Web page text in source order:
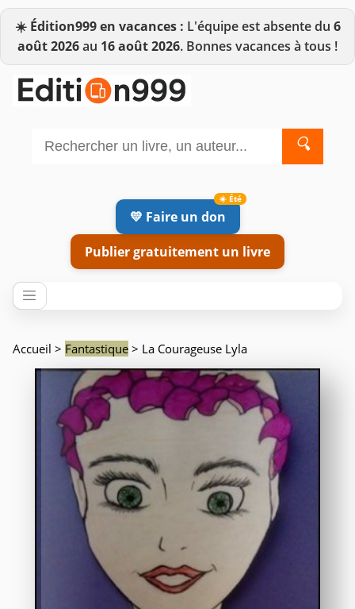
☀️ Édition999 en vacances : L'équipe est absente du 6
août 2026au 16 août 2026. Bonnes vacances à tous !
🔍
💛 Faire un don
Publier gratuitement un livre
Accueil > Fantastique > La Courageuse Lyla